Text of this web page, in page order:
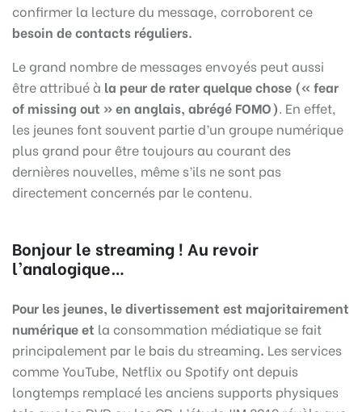
confirmer la lecture du message, corroborent ce
besoin de contacts réguliers.
Le grand nombre de messages envoyés peut aussi
être attribué à la peur de rater quelque chose (« fear
of missing out » en anglais, abrégé FOMO). En effet,
les jeunes font souvent partie d’un groupe numérique
plus grand pour être toujours au courant des
dernières nouvelles, même s’ils ne sont pas
directement concernés par le contenu.
Bonjour le streaming ! Au revoir
l’analogique…
Pour les jeunes, le divertissement est majoritairement
numérique et la consommation médiatique se fait
principalement par le bais du streaming. Les services
comme YouTube, Netflix ou Spotify ont depuis
longtemps remplacé les anciens supports physiques